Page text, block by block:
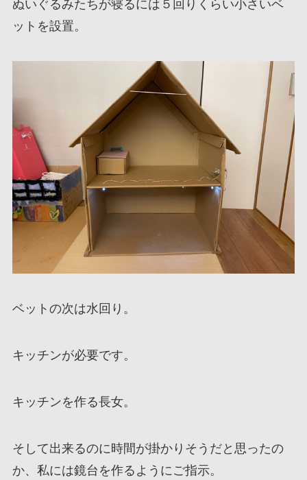
ぬいぐるみたちが寝るには５回りくらい小さいベ
ットを設置。
ベットの次は水回り。
キッチンが必要です。
キッチンを作る長女。
そして出来るのに時間が掛かりそうだと思ったの
か、私には鏡台を作るようにご指示。